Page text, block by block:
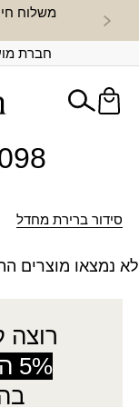
משלוח
חברת
30098 -
סידור ברירת מחדל
לא נמצאו מוצרים
רוצה
5% הנחה